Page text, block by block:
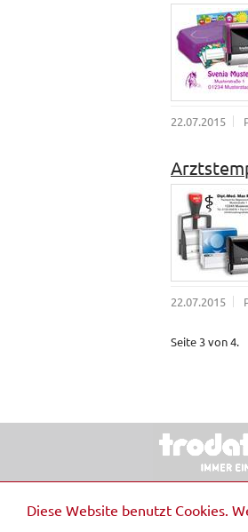
Diese Website benutzt Cookies.
22.07.2015
22.07.2015
Seite 3 von 4.
© 2026